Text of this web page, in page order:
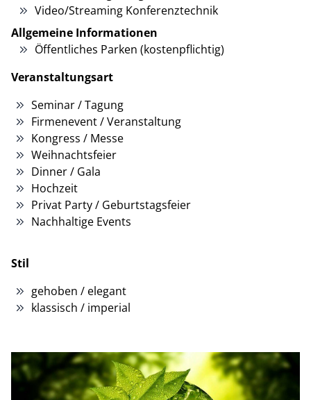
Video/Streaming Konferenztechnik
Allgemeine Informationen
Öffentliches Parken (kostenpflichtig)
Veranstaltungsart
Seminar / Tagung
Firmenevent / Veranstaltung
Kongress / Messe
Weihnachtsfeier
Dinner / Gala
Hochzeit
Privat Party / Geburtstagsfeier
Nachhaltige Events
Stil
gehoben / elegant
klassisch / imperial